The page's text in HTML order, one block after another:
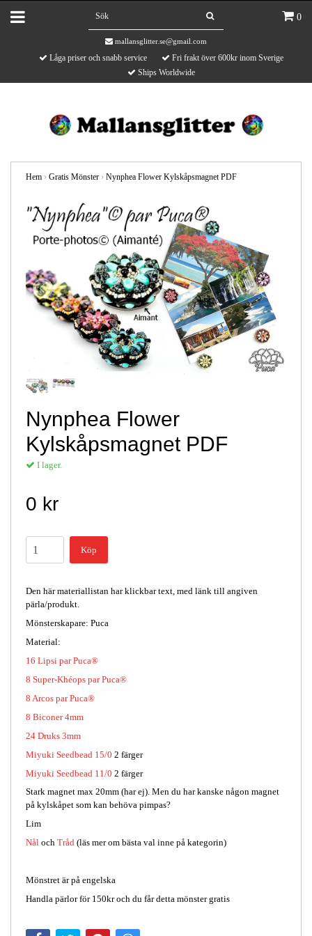
0
mallansglitter.se@gmail.com
Låga priser och snabb service
Fri frakt över 600kr inom Sverige
Ships Worldwide
Hem › Gratis Mönster › Nynphea Flower Kylskåpsmagnet PDF
Nynphea Flower
Kylskåpsmagnet PDF
I lager.
0 kr
Köp
Den här materiallistan har klickbar text, med länk till angiven
pärla/produkt.
Mönsterskapare: Puca
Material:
16 Lipsi par Puca®
8 Super-Khéops par Puca®
8 Arcos par Puca®
8 Biconer 4mm
24 Druks 3mm
Miyuki Seedbead 15/0 2 färger
Miyuki Seedbead 11/0 2 färger
Stark magnet max 20mm (har ej). Men du har kanske någon magnet
på kylskåpet som kan behöva pimpas?
Lim
Nål och Tråd (läs mer om bästa val inne på kategorin)
Mönstret är på engelska
Handla pärlor för 150kr och du får detta mönster gratis